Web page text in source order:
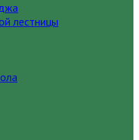
лестницы